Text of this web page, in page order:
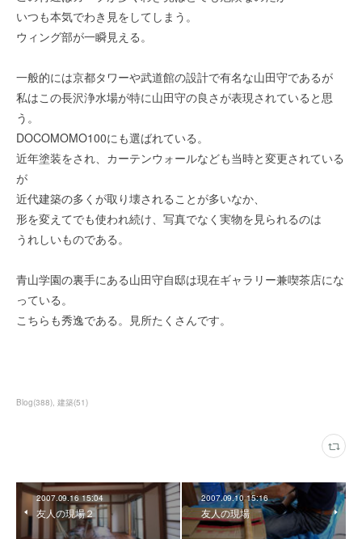
いつも本気でわき見をしてしまう。
ウィング部が一瞬見える。
一般的には京都タワーや武道館の設計で有名な山田守であるが
私はこの長沢浄水場が特に山田守の良さが表現されていると思
う。
DOCOMOMO100にも選ばれている。
近年塗装をされ、カーテンウォールなども当時と変更されている
が
近代建築の多くが取り壊されることが多いなか、
形を変えてでも使われ続け、写真でなく実物を見られるのは
うれしいものである。
青山学園の裏手にある山田守自邸は現在ギャラリー兼喫茶店にな
っている。
こちらも秀逸である。見所たくさんです。
Blog(388) 建築(51)
2007.09.16 15:04
友人の現場２
2007.09.10 15:16
友人の現場